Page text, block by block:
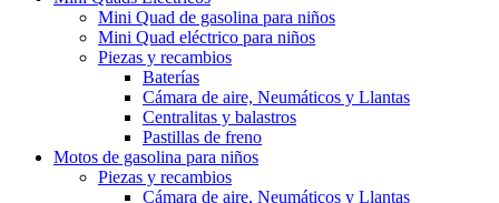
Mini Quad de gasolina para niños
Mini Quad eléctrico para niños
Piezas y recambios
Baterías
Cámara de aire, Neumáticos y Llantas
Centralitas y balastros
Pastillas de freno
Motos de gasolina para niños
Piezas y recambios
Cámara de aire, Neumáticos y Llantas